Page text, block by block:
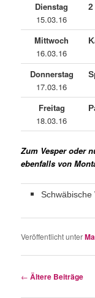
Dienstag
15.03.16
Mittwoch
16.03.16
Donnerstag
17.03.16
Freitag
18.03.16
Zum Vesper oder
ebenfalls von
Schwäbische
Veröffentlicht unter
Beitragsnavigation
← Ältere Beiträge